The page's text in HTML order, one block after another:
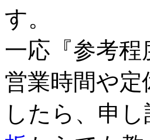
す。
一応『参考
営業時間や
したら、申